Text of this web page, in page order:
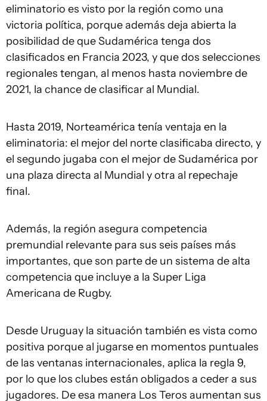
eliminatorio es visto por la región como una
victoria política, porque además deja abierta la
posibilidad de que Sudamérica tenga dos
clasificados en Francia 2023, y que dos selecciones
regionales tengan, al menos hasta noviembre de
2021, la chance de clasificar al Mundial.
Hasta 2019, Norteamérica tenía ventaja en la
eliminatoria: el mejor del norte clasificaba directo, y
el segundo jugaba con el mejor de Sudamérica por
una plaza directa al Mundial y otra al repechaje
final.
Además, la región asegura competencia
premundial relevante para sus seis países más
importantes, que son parte de un sistema de alta
competencia que incluye a la Super Liga
Americana de Rugby.
Desde Uruguay la situación también es vista como
positiva porque al jugarse en momentos puntuales
de las ventanas internacionales, aplica la regla 9,
por lo que los clubes están obligados a ceder a sus
jugadores. De esa manera Los Teros aumentan sus